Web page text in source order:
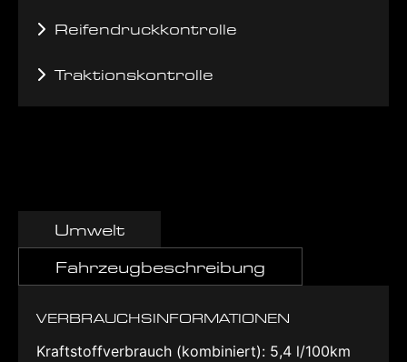
Reifendruckkontrolle
Traktionskontrolle
Umwelt
Fahrzeugbeschreibung
VERBRAUCHSINFORMATIONEN
Kraftstoffverbrauch (kombiniert): 5,4 l/100km